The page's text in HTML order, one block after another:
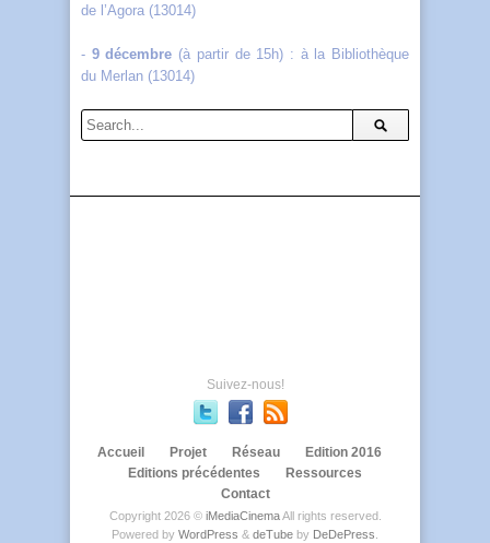
de l’Agora (13014)
- 9 décembre (à partir de 15h) : à la Bibliothèque
du Merlan (13014)
Suivez-nous!
Accueil Projet Réseau
Edition 2016
Editions précédentes
Ressources
Contact
Copyright 2026 © iMediaCinemaAll rights reserved.
Powered by WordPress & deTube by DeDePress